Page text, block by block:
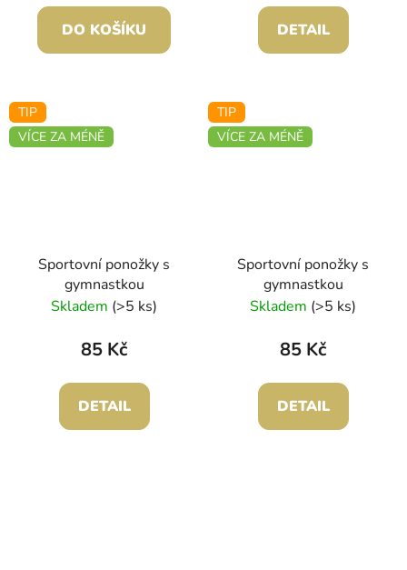
DO KOŠÍKU DETAIL
TIP
VÍCE ZA MÉNĚ
Sportovní ponožky s
gymnastkou
Skladem (>5 ks)
85 Kč
DETAIL
TIP
VÍCE ZA MÉNĚ
Sportovní ponožky s
gymnastkou
Skladem (>5 ks)
85 Kč
DETAIL